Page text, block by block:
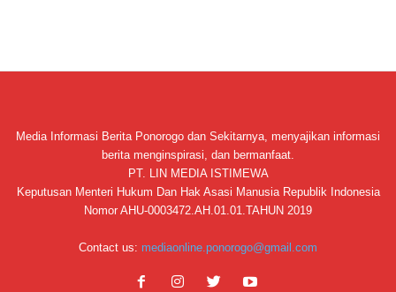
Media Informasi Berita Ponorogo dan Sekitarnya, menyajikan informasi
berita menginspirasi, dan bermanfaat.
PT. LIN MEDIA ISTIMEWA
Keputusan Menteri Hukum Dan Hak Asasi Manusia Republik Indonesia
Nomor AHU-0003472.AH.01.01.TAHUN 2019
Contact us: mediaonline.ponorogo@gmail.com